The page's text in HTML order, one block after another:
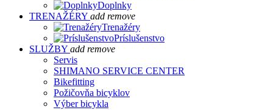
Doplnky
TRENAŽÉRY add remove
Trenažéry
Príslušenstvo
SLUŽBY add remove
Servis
SHIMANO SERVICE CENTER
Bikefitting
Požičovňa bicyklov
Výber bicykla